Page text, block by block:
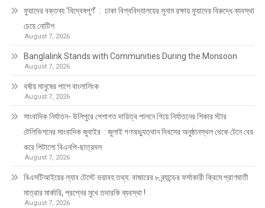
ফুয়াদের বক্তব্য ‘বিদ্বেষপূর্ণ’ : ঢাকা বিশ্ববিদ্যালয়ের সুনাম রক্ষায় ফুয়াদের বিরুদ্ধে ব্যবস্থা
চেয়ে নোটিশ
August 7, 2026
Banglalink Stands with Communities During the Monsoon
August 7, 2026
বর্ষায় মানুষের পাশে বাংলালিংক
August 7, 2026
সাংবাদিক নির্যাতন- উলিপুরে পেশাগত দায়িত্ব পালনে গিয়ে নির্যাতনের শিকার স্টার
টেলিভিশনের সাংবাদিক জুবাইর : জুলাই গণঅভ্যুত্থান দিবসের অনুষ্ঠানস্থল থেকে টেনে বের
করে পিটালো বিএনপি-ছাত্রদল
August 7, 2026
বিএসটিআইয়ের ল্যাব টেস্টে ভয়াবহ তথ্য: বাজারের ৮ ব্র্যান্ডের ফর্সাকারী ক্রিমে প্রাণঘাতী
মাত্রার মার্কারি, প্রশ্নের মুখে তদারকি ব্যবস্থা !
August 7, 2026